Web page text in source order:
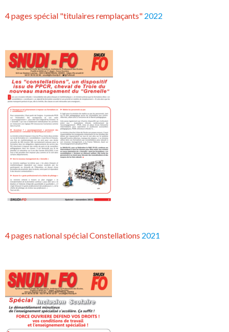
4 pages spécial "titulaires remplaçants" 2022
4 pages national spécial Constellations 2021